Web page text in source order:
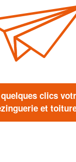
clics
et